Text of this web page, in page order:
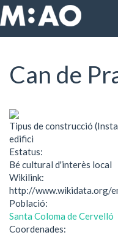
Vés al contingut
Inici Can de Prat
Can de
Tipus de construcció
edifici
Estatus:
Bé cultural d'interès local
Wikilink:
http://www.wikidata.org/
Població:
Santa Coloma de Cervelló
Coordenades: